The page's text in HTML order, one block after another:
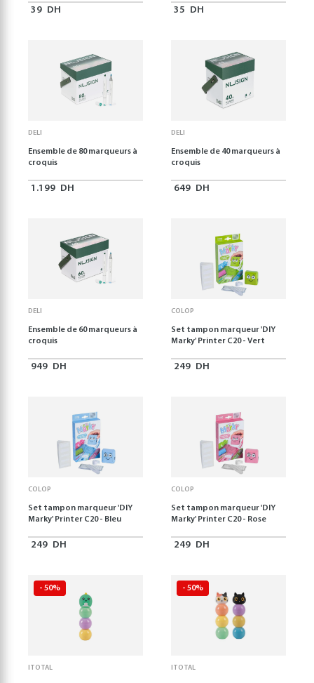
39 DH 35 DH
DELI
Ensemble de 80 marqueurs à
croquis
1.199 DH
DELI
Ensemble de 40 marqueurs à
croquis
649 DH
DELI
Ensemble de 60 marqueurs à
croquis
949 DH
COLOP
Set tampon marqueur 'DIY
Marky' Printer C20 - Vert
249 DH
COLOP
Set tampon marqueur 'DIY
Marky' Printer C20 - Bleu
249 DH
COLOP
Set tampon marqueur 'DIY
Marky' Printer C20 - Rose
249 DH
- 50%
ITOTAL
- 50%
ITOTAL